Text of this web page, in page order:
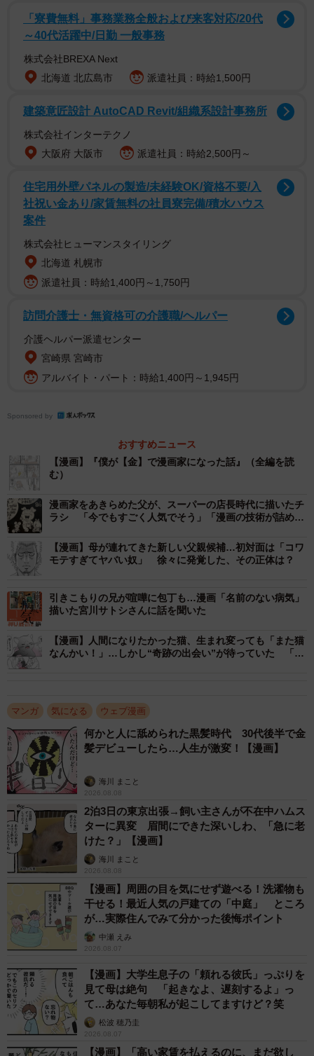
より多くの人に認められたい（ぬこー様ちゃんさん提供）
ぬこー様ちゃんさんが5歳の頃、やることが無さ過ぎて絵を
描いていたことから物語は始まります。楽しく書いている
ところに、「あんた何それ！？オカシイって！」と母が血
理由は彼が描いたガチャピンの絵にありました。ぬこー様
ちゃんさんはガチャピンを金色に塗っており、この絵に対
して母は「ガチャピンは緑なんよ！なんで金色に塗ったん
よ！？」と、とても驚いている様子です。
母から聞いた模写の方法とは（ぬこー様ちゃんさん提供）
「寮費無料」事務業務全般および来客対応/20代
～40代活躍中/日勤 一般事務
株式会社BREXA Next
北海道 北広島市
派遣社員：時給1,500円
建築意匠設計 AutoCAD Revit/組織系設計事務所
株式会社インターテクノ
大阪府 大阪市
派遣社員：時給2,500円～
住宅用外壁パネルの製造/未経験OK/資格不要/入
社祝い金あり/家賃無料の社員寮完備/積水ハウス
案件
株式会社ヒューマンスタイリング
北海道 札幌市
派遣社員：時給1,400円～1,750円
訪問介護士・無資格可の介護職/ヘルパー
介護ヘルパー派遣センター
宮崎県 宮崎市
アルバイト・パート：時給1,400円～1,945円
Sponsored by
おすすめニュース
【漫画】『僕が【金】で漫画家になった話』（全編を読
む）
漫画家をあきらめた父が、スーパーの店長時代に描いたチ
ラシ 「今でもすごく人気でそう」「漫画の技術が詰め込
【漫画】母が連れてきた新しい父親候補…初対面は「コワ
モテすぎてヤバい奴」 徐々に発覚した、その正体は？
引きこもりの兄が喧嘩に包丁も…漫画「名前のない病気」
描いた宮川サトシさんに話を聞いた
【漫画】人間になりたかった猫、生まれ変っても「また猫
なんかい！」…しかし“奇跡の出会い”が待っていた 「昔
マンガ 気になる ウェブ漫画
何かと人に舐められた黒髪時代 30代後半で金
髪デビューしたら…人生が激変！【漫画】
海川 まこと
2026.08.08
2泊3日の東京出張→飼い主さんが不在中ハムス
ターに異変 眉間にできた深いしわ、「急に老
けた？」【漫画】
海川 まこと
2026.08.08
【漫画】周囲の目を気にせず遊べる！洗濯物も
干せる！最近人気の戸建ての「中庭」 ところ
が…実際住んでみて分かった後悔ポイント
中瀬 えみ
2026.08.07
【漫画】大学生息子の「頼れる彼氏」っぷりを
見て母は絶句 「起きなよ、遅刻するよ」っ
て…あなた毎朝私が起こしてますけど？笑
松波 穂乃圭
2026.08.07
【漫画】「高い家賃を払えるのに、まだ欲し